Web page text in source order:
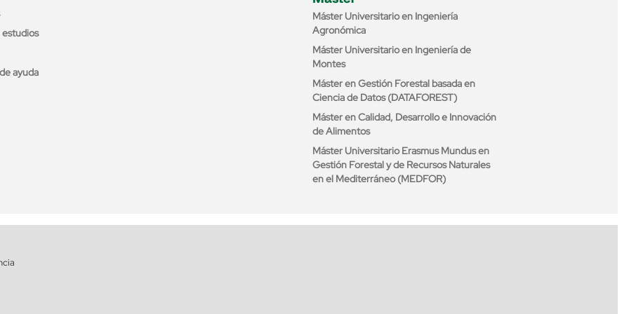
ayuda
Máster Universitario en Ingeniería
Agronómica
Máster Universitario en Ingeniería de
Montes
Máster en Gestión Forestal basada en
Ciencia de Datos (DATAFOREST)
Máster en Calidad, Desarrollo e Innovación
de Alimentos
Máster Universitario Erasmus Mundus en
Gestión Forestal y de Recursos Naturales
en el Mediterráneo (MEDFOR)